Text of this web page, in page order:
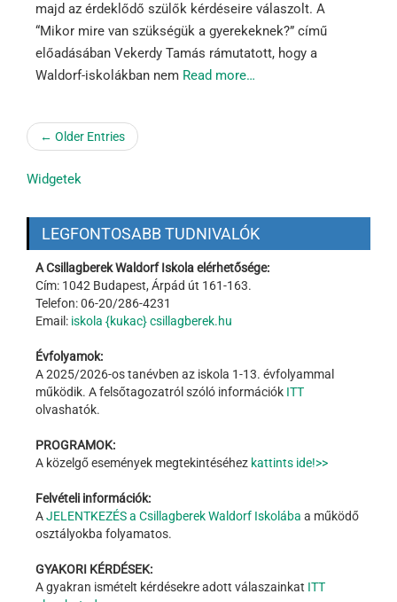
majd az érdeklődő szülők kérdéseire válaszolt. A
“Mikor mire van szükségük a gyerekeknek?” című
előadásában Vekerdy Tamás rámutatott, hogy a
Waldorf-iskolákban nem Read more…
← Older Entries
Widgetek
LEGFONTOSABB TUDNIVALÓK
A Csillagberek Waldorf Iskola elérhetősége:
Cím: 1042 Budapest, Árpád út 161-163.
Telefon: 06-20/286-4231
Email: iskola {kukac} csillagberek.hu
Évfolyamok:
A 2025/2026-os tanévben az iskola 1-13. évfolyammal
működik. A felsőtagozatról szóló információk ITT
olvashatók.
PROGRAMOK:
A közelgő események megtekintéséhez kattints ide!>>
Felvételi információk:
AJELENTKEZÉS a Csillagberek Waldorf Iskolába a működő
osztályokba folyamatos.
GYAKORI KÉRDÉSEK:
A gyakran ismételt kérdésekre adott válaszainkat ITT